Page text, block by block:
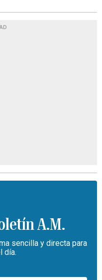
A.M.
sencilla y directa para
día.